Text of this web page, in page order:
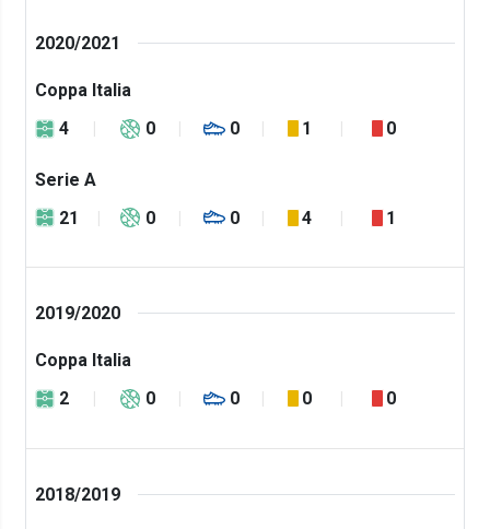
2020/2021
Coppa Italia
4
0 0 1 0
Serie A
21
0 0 4 1
2019/2020
Coppa Italia
2
0 0 0 0
2018/2019